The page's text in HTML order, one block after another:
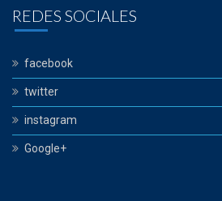
REDES SOCIALES
facebook
twitter
instagram
Google+